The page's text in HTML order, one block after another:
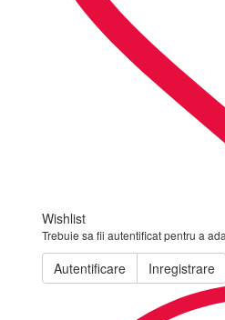
Wishlist
Trebuie sa fii autentificat pentru a
Autentificare Inregistrare